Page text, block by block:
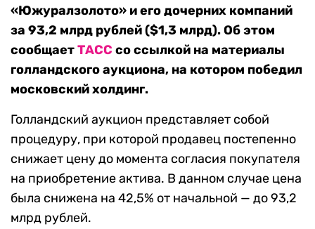
«Южуралзолото» и его дочерних компаний
за 93,2 млрд рублей ($1,3 млрд). Об этом
сообщаетТАСС со ссылкой на материалы
голландского аукциона, на котором победил
московский холдинг.
Голландский аукцион представляет собой
процедуру, при которой продавец постепенно
снижает цену до момента согласия покупателя
на приобретение актива. В данном случае цена
была снижена на 42,5% от начальной — до 93,2
млрд рублей.